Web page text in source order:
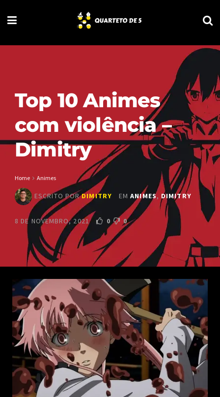
Top 10 Animes
com violência –
Dimitry
Home Animes
ESCRITO PORDIMITRY EM ANIMES,DIMITRY
8 DE NOVEMBRO, 2021 0 0